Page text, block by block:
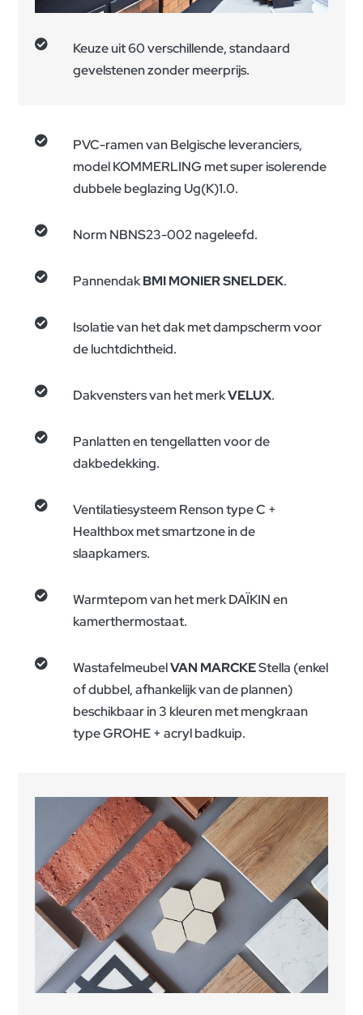

Keuze uit 60 verschillende, standaard
gevelstenen zonder meerprijs.

PVC-ramen van Belgische leveranciers,
model KOMMERLING met super isolerende
dubbele beglazing Ug(K)1.0.
 Norm NBNS23-002 nageleefd.
 PannendakBMI MONIER SNELDEK.

Isolatie van het dak met dampscherm voor
de luchtdichtheid.
 Dakvensters van het merkVELUX.

Panlatten en tengellatten voor de
dakbedekking.

Ventilatiesysteem Renson type C +
Healthbox met smartzone in de
slaapkamers.

Warmtepom van het merk DAÏKIN en
kamerthermostaat.
 WastafelmeubelVAN MARCKEStella (enkel
of dubbel, afhankelijk van de plannen)
beschikbaar in 3 kleuren met mengkraan
type GROHE + acryl badkuip.